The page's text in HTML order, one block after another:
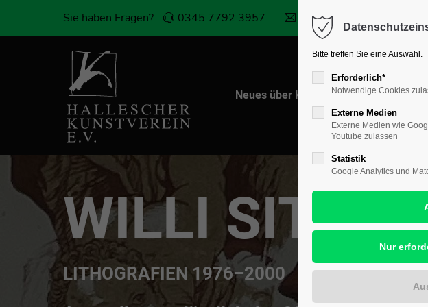
Login
Benutzername
Passwort
Anmelden
Register | Lost your password?
Support
Lorem ipsum dolor sit amet:
24h/ 365days
customers
Mon - Fri 8:00am - 5:00pm
+1)
Sie haben Fragen? 0345 7792 3957 kontakt@hallescher-
Neues über Kunst Wir lieben
WILLI SITTE
LITHOGRAFIEN 1976–2000
Bitte treffen Sie eine Auswahl.
Erforderlich*
Notwendige Cookies
Externe Medien
Externe Medien wie
Youtube zulassen
Statistik
Google Analytics und